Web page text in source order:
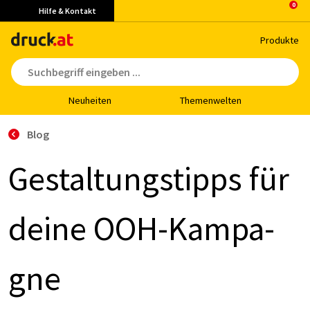
Hilfe & Kontakt
Pro­duk­te
Neu­hei­ten The­men­wel­ten
Blog
Ge­stal­tungs­tipps für
dei­ne OOH-Kam­pa­
gne